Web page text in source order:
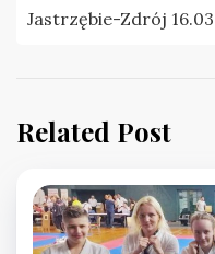
Jastrzębie-Zdrój
Related Post